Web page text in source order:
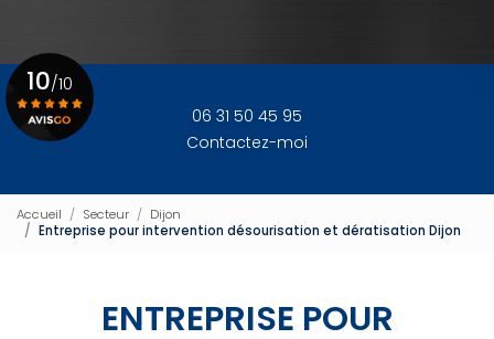
06 31 50 45 95
Contactez-moi
10/10
Accueil Secteur
Dijon
Entreprise pour intervention désourisation et dératisation Dijon
ENTREPRISE POUR